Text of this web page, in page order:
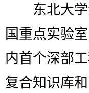
东北大学
国重点实验
内首个深部
复合知识库